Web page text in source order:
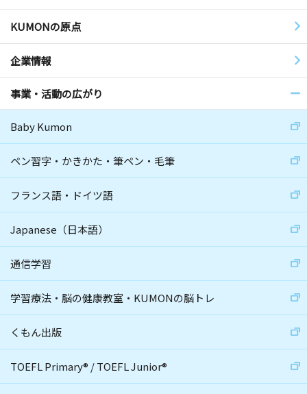
KUMONの原点
企業情報
事業・活動の広がり
Baby Kumon
ペン習字・かきかた・筆ペン・毛筆
フランス語・ドイツ語
Japanese（日本語）
通信学習
学習療法・脳の健康教室・KUMONの脳トレ
くもん出版
TOEFL Primary® /TOEFL Junior®